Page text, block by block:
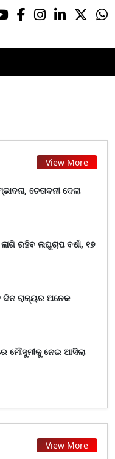
View More
ଚେତାବନୀ ଦେଲା
ରହିବ ଲଘୁଚାପ ବର୍ଷା, ୧୭
ଦିନ ରାଜ୍ୟର ଅନେକ
ମୌସୁମୀକୁ ନେଇ ଆସିଲା
View More